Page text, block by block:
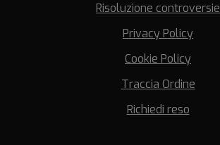
Risoluzione controversie
Privacy Policy
Cookie Policy
Traccia Ordine
Richiedi reso